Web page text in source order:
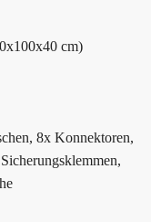
cm)
8x Konnektoren,